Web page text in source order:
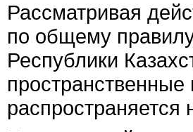
Рассматривая
по общему
Республики